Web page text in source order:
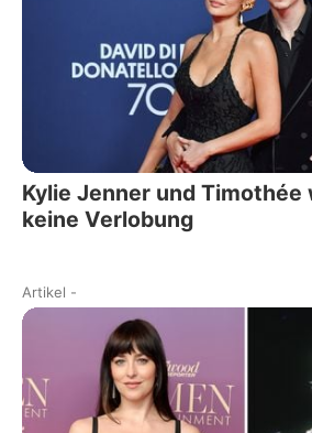
Kylie Jenner und Timothée
keine Verlobung
Artikel -